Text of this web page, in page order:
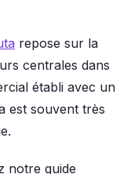
repose sur la
centrales dans
établi avec un
est souvent très
notre guide